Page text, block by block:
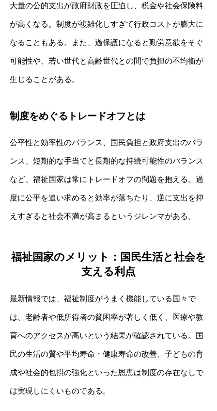
大量の公的支出が政府財政を圧迫し、税金や社会保険料
が高くなる。制度が複雑化しすぎて行政コストが膨大に
なることもある。また、過保護になると勤労意欲をそぐ
可能性や、若い世代と高齢世代との間で負担の不均衡が
生じることがある。
制度をめぐるトレードオフとは
公平性と効率性のバランス、国民負担と政府支出のバラ
ンス、短期的な手当てと長期的な持続可能性のバランス
など、福祉国家は常にトレードオフの問題を抱える。過
度に公平を追い求めると効率が落ちたり、逆に支出を抑
えすぎると社会不満が高まるというジレンマがある。
福祉国家のメリット：国民生活と社会を
支える利点
最新情報では、福祉制度がうまく機能している国々で
は、老齢者や低所得者の貧困率が著しく低く、医療や教
育へのアクセスが高いという結果が確認されている。国
民の生活の質や平均寿命・健康寿命の改善、子どもの育
成や社会的包摂の強化といった恩恵は制度の存在なしで
は実現しにくいものである。